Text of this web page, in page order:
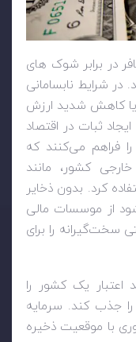
در برابر شوک های
شرایط نابسامانی
یا کاهش شدید ارزش
ثبات در اقتصاد
را فراهم می‌کنند که
کشور، مانند
کرد. بدون ذخایر
از موسسات مالی
سخت‌گیرانه را برای
اعتبار یک کشور را
جذب کند. سرمایه
با موقعیت ذخیره